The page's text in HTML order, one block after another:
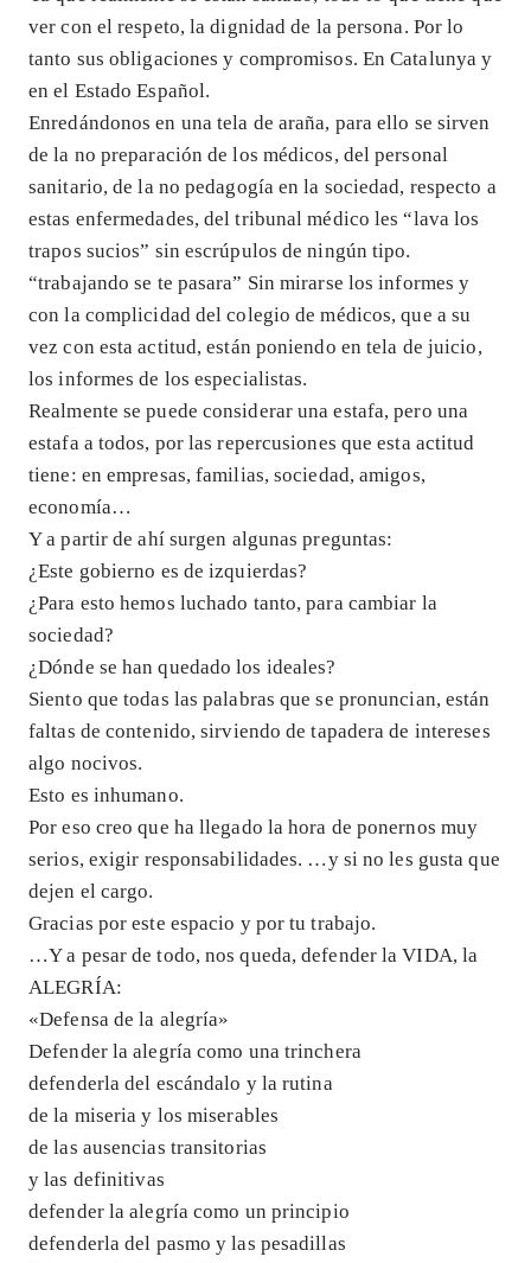
ver con el respeto, la dignidad de la persona. Por lo
tanto sus obligaciones y compromisos. En Catalunya y
en el Estado Español.
Enredándonos en una tela de araña, para ello se sirven
de la no preparación de los médicos, del personal
sanitario, de la no pedagogía en la sociedad, respecto a
estas enfermedades, del tribunal médico les “lava los
trapos sucios” sin escrúpulos de ningún tipo.
“trabajando se te pasara” Sin mirarse los informes y
con la complicidad del colegio de médicos, que a su
vez con esta actitud, están poniendo en tela de juicio,
los informes de los especialistas.
Realmente se puede considerar una estafa, pero una
estafa a todos, por las repercusiones que esta actitud
tiene: en empresas, familias, sociedad, amigos,
economía…
Y a partir de ahí surgen algunas preguntas:
¿Este gobierno es de izquierdas?
¿Para esto hemos luchado tanto, para cambiar la
sociedad?
¿Dónde se han quedado los ideales?
Siento que todas las palabras que se pronuncian, están
faltas de contenido, sirviendo de tapadera de intereses
algo nocivos.
Esto es inhumano.
Por eso creo que ha llegado la hora de ponernos muy
serios, exigir responsabilidades. …y si no les gusta que
dejen el cargo.
Gracias por este espacio y por tu trabajo.
…Y a pesar de todo, nos queda, defender la VIDA, la
ALEGRÍA:
«Defensa de la alegría»
Defender la alegría como una trinchera
defenderla del escándalo y la rutina
de la miseria y los miserables
de las ausencias transitorias
y las definitivas
defender la alegría como un principio
defenderla del pasmo y las pesadillas